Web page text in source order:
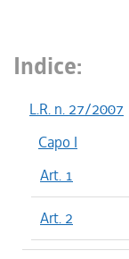
Indice:
L.R. n. 27/2007
Capo I
Art. 1
Art. 2